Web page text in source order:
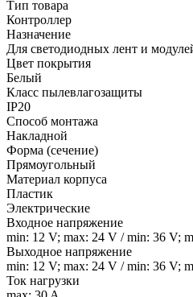
Тип товара
Контроллер
Назначение
Для светодиодных лент и
Цвет покрытия
Белый
Класс пылевлагозащиты
IP20
Способ монтажа
Накладной
Форма (сечение)
Прямоугольный
Материал корпуса
Пластик
Электрические
Входное напряжение
min: 12 V; max: 24 V / min: 36 V;
Выходное напряжение
min: 12 V; max: 24 V / min: 36 V;
Ток нагрузки